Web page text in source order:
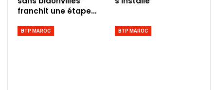
franchit une étape…
BTP MAROC BTP MAROC